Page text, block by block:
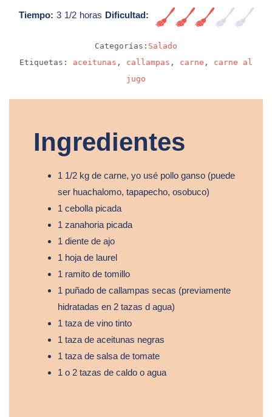
Tiempo: 3 1/2 horas Dificultad:
Categorías: Salado
Etiquetas: aceitunas , callampas , carne , carne al
jugo
Ingredientes
1 1/2 kg de carne, yo usé pollo ganso (puede
ser huachalomo, tapapecho, osobuco)
1 cebolla picada
1 zanahoria picada
1 diente de ajo
1 hoja de laurel
1 ramito de tomillo
1 puñado de callampas secas (previamente
hidratadas en 2 tazas d agua)
1 taza de vino tinto
1 taza de aceitunas negras
1 taza de salsa de tomate
1 o 2 tazas de caldo o agua